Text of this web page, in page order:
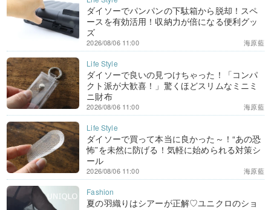
ダイソーでパンパンの下駄箱から脱却！スペ
ースを有効活用！収納力が倍になる便利グッ
ズ
海原藍
2026/08/06 11:00
ダイソーで良いの見つけちゃった！「コンパ
クト派が大歓喜！」驚くほどスリムなミニミ
ニ財布
海原藍
2026/08/06 11:00
ダイソーで買って本当に良かった～！“あの恐
怖”を未然に防げる！気軽に始められる対策シ
ール
海原藍
2026/08/06 11:00
夏の羽織りはシアーが正解♡ユニクロのショ